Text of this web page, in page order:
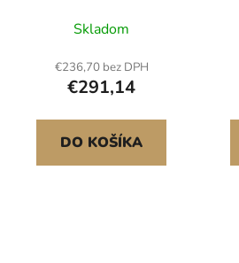
podlahové trámy s 5
nastavitelnými výškami
pro všechny
gymnastické úrovně,
profesionální
gymnastické vybavení
pro domácnosti a
Skladom
€236,70 bez DPH
€291,14
DO KOŠÍKA